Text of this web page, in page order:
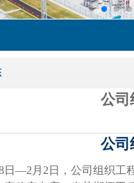
公司
公司
日—2 月 2 日，公司组织工